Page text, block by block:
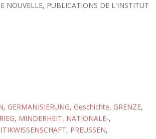
NOUVELLE, PUBLICATIONS DE L'INSTITUT
, GERMANISIERUNG, Geschichte, GRENZE,
, MINDERHEIT, NATIONALE-,
, PREUSSEN,